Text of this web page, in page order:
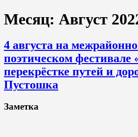
Месяц: Август
4 августа на
поэтическом фестивале
перекрёстке путей и
Пустошка
Заметка